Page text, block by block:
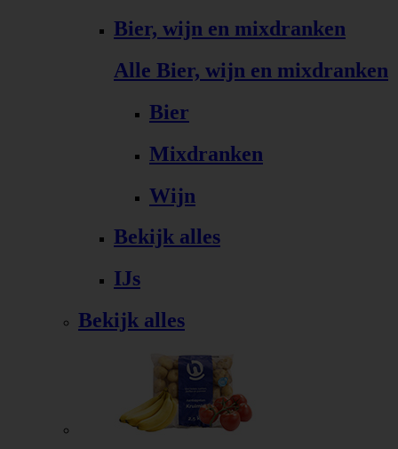
Bier, wijn en mixdranken
Alle Bier, wijn en mixdranken
Bier
Mixdranken
Wijn
Bekijk alles
IJs
Bekijk alles